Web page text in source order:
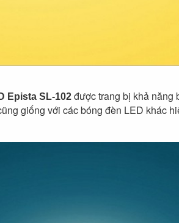
Epista SL-102được trang bị khả năng
giống với các bóng đèn LED khác